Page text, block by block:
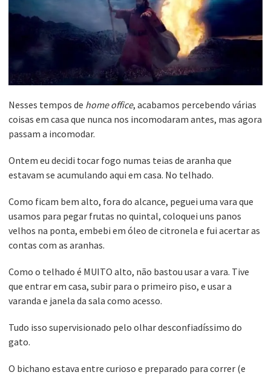
Nesses tempos de home office, acabamos percebendo várias
coisas em casa que nunca nos incomodaram antes, mas agora
passam a incomodar.
Ontem eu decidi tocar fogo numas teias de aranha que
estavam se acumulando aqui em casa. No telhado.
Como ficam bem alto, fora do alcance, peguei uma vara que
usamos para pegar frutas no quintal, coloquei uns panos
velhos na ponta, embebi em óleo de citronela e fui acertar as
contas com as aranhas.
Como o telhado é MUITO alto, não bastou usar a vara. Tive
que entrar em casa, subir para o primeiro piso, e usar a
varanda e janela da sala como acesso.
Tudo isso supervisionado pelo olhar desconfiadíssimo do
gato.
O bichano estava entre curioso e preparado para correr (e